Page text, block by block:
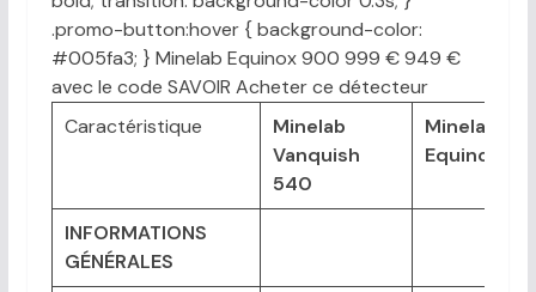
.promo-button:hover { background-color:
#005fa3; } Minelab Equinox 900 999 € 949 €
avec le code SAVOIR Acheter ce détecteur
Caractéristique
Minelab
Vanquish
540
Minelab
Equinox
INFORMATIONS
GÉNÉRALES